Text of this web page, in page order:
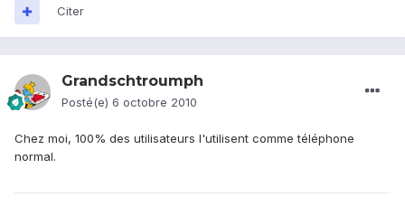
Citer
Grandschtroumph
Posté(e) 6 octobre 2010
Chez moi, 100% des utilisateurs l'utilisent comme téléphone
normal.